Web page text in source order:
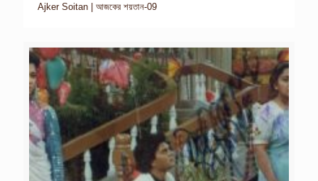
Ajker Soitan | আজকের শয়তান-09